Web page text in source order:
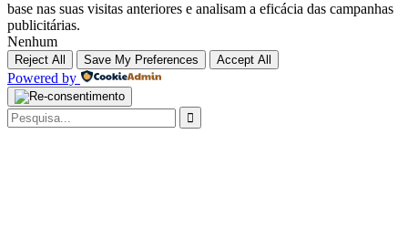
base nas suas visitas anteriores e analisam a eficácia das campanhas
publicitárias.
Nenhum
Reject All Save My Preferences Accept All
Powered by